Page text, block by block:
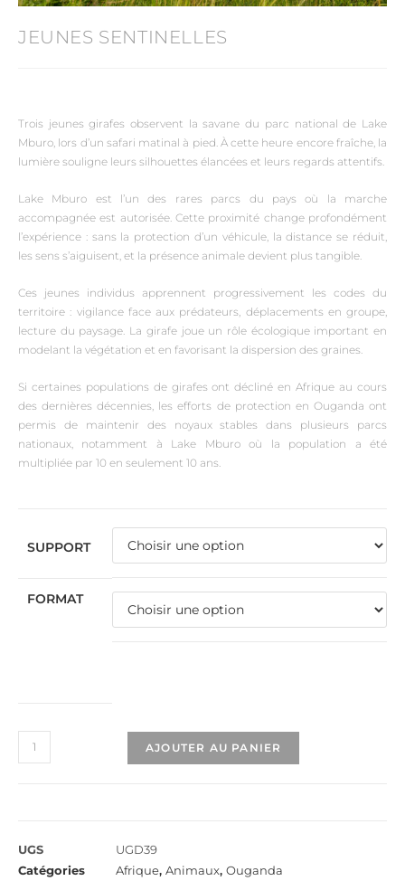
JEUNES SENTINELLES
Trois jeunes girafes observent la savane du parc national de Lake
Mburo, lors d’un safari matinal à pied. À cette heure encore fraîche, la
lumière souligne leurs silhouettes élancées et leurs regards attentifs.
Lake Mburo est l’un des rares parcs du pays où la marche
accompagnée est autorisée. Cette proximité change profondément
l’expérience : sans la protection d’un véhicule, la distance se réduit,
les sens s’aiguisent, et la présence animale devient plus tangible.
Ces jeunes individus apprennent progressivement les codes du
territoire : vigilance face aux prédateurs, déplacements en groupe,
lecture du paysage. La girafe joue un rôle écologique important en
modelant la végétation et en favorisant la dispersion des graines.
Si certaines populations de girafes ont décliné en Afrique au cours
des dernières décennies, les efforts de protection en Ouganda ont
permis de maintenir des noyaux stables dans plusieurs parcs
nationaux, notamment à Lake Mburo où la population a été
multipliée par 10 en seulement 10 ans.
SUPPORT
FORMAT
AJOUTER AU PANIER
UGS
UGD39
Catégories
Afrique, Animaux, Ouganda